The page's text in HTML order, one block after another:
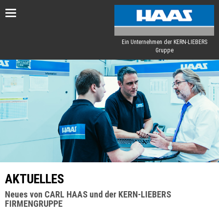
Toggle
Ein Unternehmen der KERN-LIEBERS
Gruppe
AKTUELLES
Neues von CARL HAAS und der KERN-LIEBERS
FIRMENGRUPPE